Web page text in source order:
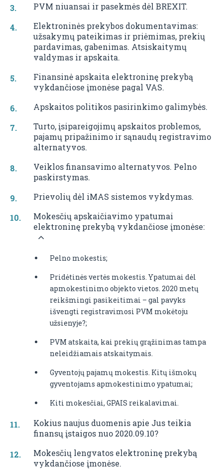
PVM niuansai ir pasekmės dėl BREXIT.
Elektroninės prekybos dokumentavimas:
užsakymų pateikimas ir priėmimas, prekių
pardavimas, gabenimas. Atsiskaitymų
valdymas ir apskaita.
Finansinė apskaita elektroninę prekybą
vykdančiose įmonėse pagal VAS.
Apskaitos politikos pasirinkimo galimybės.
Turto, įsipareigojimų apskaitos problemos,
pajamų pripažinimo ir sąnaudų registravimo
alternatyvos.
Veiklos finansavimo alternatyvos. Pelno
paskirstymas.
Prievolių dėl iMAS sistemos vykdymas.
Mokesčių apskaičiavimo ypatumai
elektroninę prekybą vykdančiose įmonėse:
Pelno mokestis;
Pridėtinės vertės mokestis. Ypatumai dėl
apmokestinimo objekto vietos. 2020 metų
reikšmingi pasikeitimai – gal pavyks
išvengti registravimosi PVM mokėtoju
užsienyje?;
PVM atskaita, kai prekių grąžinimas tampa
neleidžiamais atskaitymais.
Gyventojų pajamų mokestis. Kitų išmokų
gyventojams apmokestinimo ypatumai;
Kiti mokesčiai, GPAIS reikalavimai.
Kokius naujus duomenis apie Jus teikia
finansų įstaigos nuo 2020.09.10?
Mokesčių lengvatos elektroninę prekybą
vykdančiose įmonėse.